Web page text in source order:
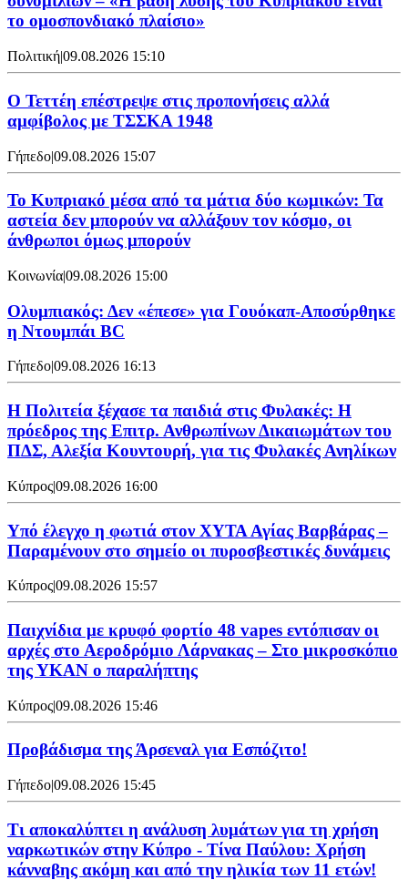
το ομοσπονδιακό πλαίσιο»
Πολιτική|09.08.2026 15:10
Ο Τεττέη επέστρεψε στις προπονήσεις αλλά
αμφίβολος με ΤΣΣΚΑ 1948
Γήπεδο|09.08.2026 15:07
Το Κυπριακό μέσα από τα μάτια δύο κωμικών: Τα
αστεία δεν μπορούν να αλλάξουν τον κόσμο, οι
άνθρωποι όμως μπορούν
Κοινωνία|09.08.2026 15:00
Ολυμπιακός: Δεν «έπεσε» για Γουόκαπ-Αποσύρθηκε
η Ντουμπάι BC
Γήπεδο|09.08.2026 16:13
Η Πολιτεία ξέχασε τα παιδιά στις Φυλακές: Η
πρόεδρος της Επιτρ. Ανθρωπίνων Δικαιωμάτων του
ΠΔΣ, Αλεξία Κουντουρή, για τις Φυλακές Ανηλίκων
Κύπρος|09.08.2026 16:00
Υπό έλεγχο η φωτιά στον ΧΥΤΑ Αγίας Βαρβάρας –
Παραμένουν στο σημείο οι πυροσβεστικές δυνάμεις
Κύπρος|09.08.2026 15:57
Παιχνίδια με κρυφό φορτίο 48 vapes εντόπισαν οι
αρχές στο Αεροδρόμιο Λάρνακας – Στο μικροσκόπιο
της ΥΚΑΝ ο παραλήπτης
Κύπρος|09.08.2026 15:46
Προβάδισμα της Άρσεναλ για Εσπόζιτο!
Γήπεδο|09.08.2026 15:45
Τι αποκαλύπτει η ανάλυση λυμάτων για τη χρήση
ναρκωτικών στην Κύπρο - Τίνα Παύλου: Χρήση
κάνναβης ακόμη και από την ηλικία των 11 ετών!